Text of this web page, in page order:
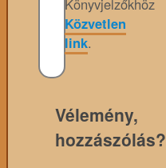
Közvetlen
link.
Vélemény,
hozzászólás?